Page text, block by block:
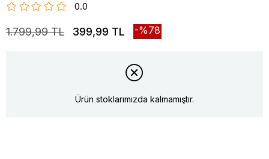
0.0
1.799,99 TL 399,99 TL 78
Ürün stoklarımızda kalmamıştır.